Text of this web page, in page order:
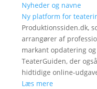
Nyheder og navne
Ny platform for
Produktionssiden.dk,
arrangører af
markant opdatering
TeaterGuiden, der
hidtidige online-
Læs mere